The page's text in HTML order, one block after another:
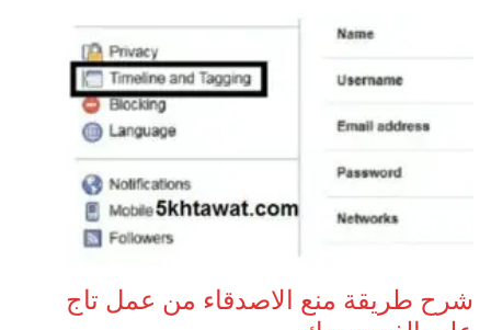
شرح طريقة منع الاصدقاء من عمل تاج